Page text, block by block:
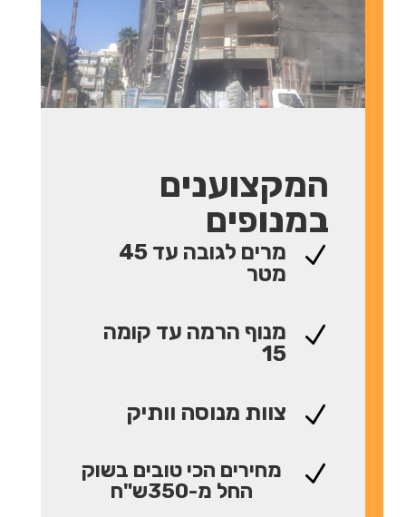
המקצוענים
במנופים
N
מרים לגובה עד 45
מטר
N
מנוף הרמה עד קומה
15
N צוות מנוסה וותיק
N
מחירים הכי טובים בשוק
החל מ-350ש"ח